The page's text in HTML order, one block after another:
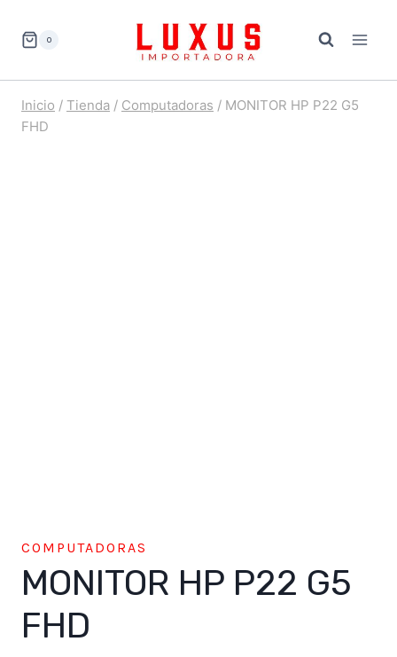
0
Inicio / Tienda / Computadoras / MONITOR HP P22 G5
FHD
COMPUTADORAS
MONITOR HP P22 G5
FHD